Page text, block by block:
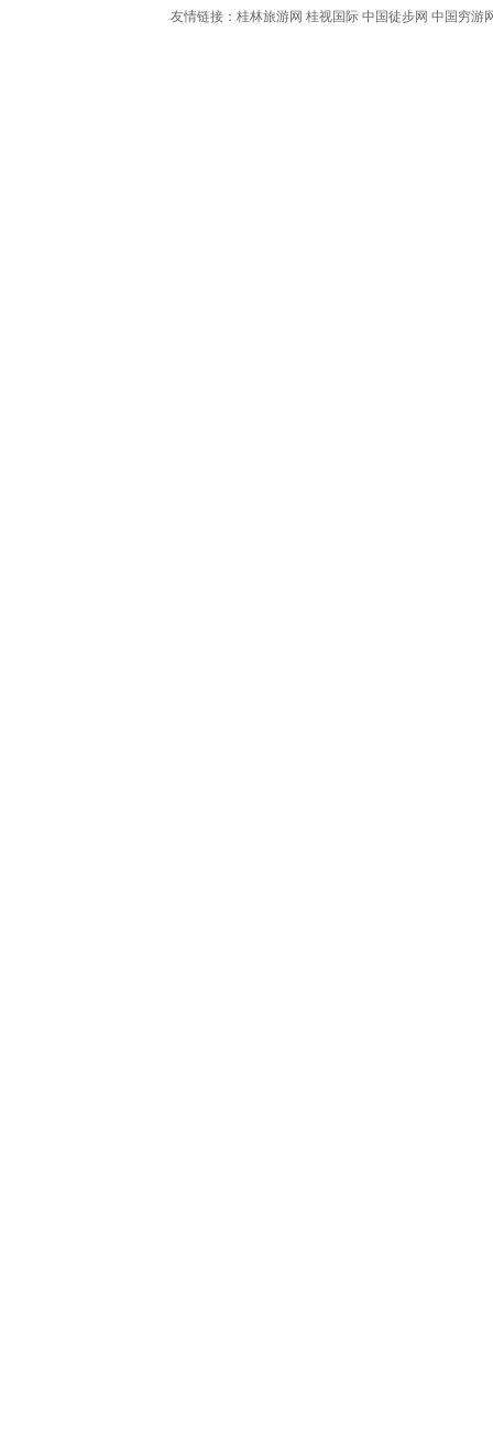
友情链接： 桂林旅游网 桂视国际 中国徒步网 中国穷游